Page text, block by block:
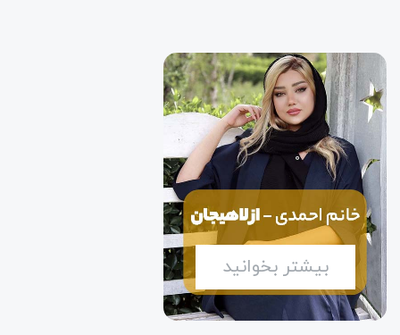
بیشتر بخوانید